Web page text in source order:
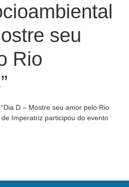
seu
Rio
D – Mostre seu amor pelo Rio
de Imperatriz participou do evento